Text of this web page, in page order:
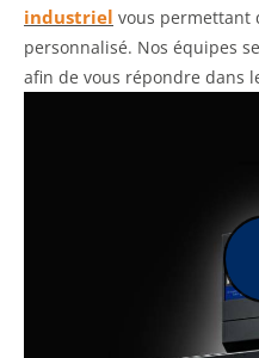
industriel vous permettant
personnalisé. Nos équipes
afin de vous répondre dans